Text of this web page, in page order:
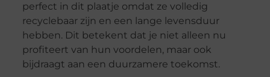
perfect in dit plaatje omdat ze volledig
recyclebaar zijn en een lange levensduur
hebben. Dit betekent dat je niet alleen nu
profiteert van hun voordelen, maar ook
bijdraagt aan een duurzamere toekomst.